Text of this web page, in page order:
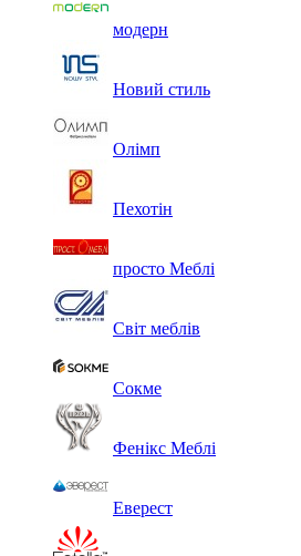
модерн
Новий стиль
Олімп
Пехотін
просто Меблі
Світ меблів
Сокме
Фенікс Меблі
Еверест